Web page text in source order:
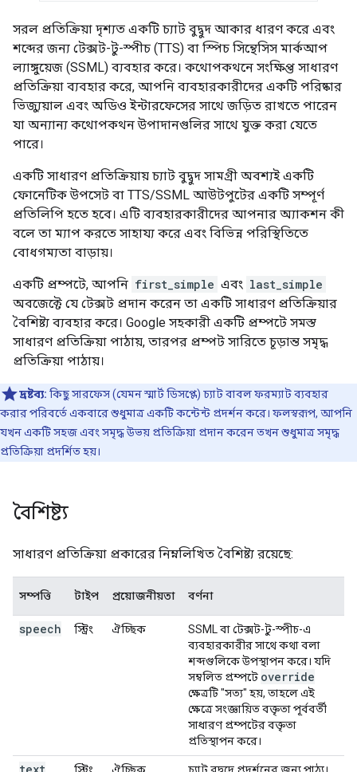
সরল প্রতিক্রিয়া দৃশ্যত একটি চ্যাট বুদ্বুদ আকার ধারণ করে এবং
শব্দের জন্য টেক্সট-টু-স্পীচ (TTS) বা স্পিচ সিন্থেসিস মার্কআপ
ল্যাঙ্গুয়েজ (SSML) ব্যবহার করে। কথোপকথনে সংক্ষিপ্ত সাধারণ
প্রতিক্রিয়া ব্যবহার করে, আপনি ব্যবহারকারীদের একটি পরিষ্কার
ভিজ্যুয়াল এবং অডিও ইন্টারফেসের সাথে জড়িত রাখতে পারেন
যা অন্যান্য কথোপকথন উপাদানগুলির সাথে যুক্ত করা যেতে
পারে।
একটি সাধারণ প্রতিক্রিয়ায় চ্যাট বুদ্বুদ সামগ্রী অবশ্যই একটি
ফোনেটিক উপসেট বা TTS/SSML আউটপুটের একটি সম্পূর্ণ
প্রতিলিপি হতে হবে। এটি ব্যবহারকারীদের আপনার অ্যাকশন কী
বলে তা ম্যাপ করতে সাহায্য করে এবং বিভিন্ন পরিস্থিতিতে
বোধগম্যতা বাড়ায়।
একটি প্রম্পটে, আপনি first_simple এবং last_simple
অবজেক্টে যে টেক্সট প্রদান করেন তা একটি সাধারণ প্রতিক্রিয়ার
বৈশিষ্ট্য ব্যবহার করে। Google সহকারী একটি প্রম্পটে সমস্ত
সাধারণ প্রতিক্রিয়া পাঠায়, তারপর প্রম্পট সারিতে চূড়ান্ত সমৃদ্ধ
প্রতিক্রিয়া পাঠায়।
দ্রষ্টব্য: কিছু সারফেস (যেমন স্মার্ট ডিসপ্লে) চ্যাট বাবল ফরম্যাট ব্যবহার
করার পরিবর্তে একবারে শুধুমাত্র একটি কন্টেন্ট প্রদর্শন করে। ফলস্বরূপ, আপনি
যখন একটি সহজ এবং সমৃদ্ধ উভয় প্রতিক্রিয়া প্রদান করেন তখন শুধুমাত্র সমৃদ্ধ
প্রতিক্রিয়া প্রদর্শিত হয়।
বৈশিষ্ট্য
সাধারণ প্রতিক্রিয়া প্রকারের নিম্নলিখিত বৈশিষ্ট্য রয়েছে:
সম্পত্তি টাইপ প্রয়োজনীয়তা বর্ণনা
speech স্ট্রিং ঐচ্ছিক
SSML বা টেক্সট-টু-স্পীচ-এ
ব্যবহারকারীর সাথে কথা বলা
শব্দগুলিকে উপস্থাপন করে। যদি
সম্বলিত প্রম্পটে override
ক্ষেত্রটি "সত্য" হয়, তাহলে এই
ক্ষেত্রে সংজ্ঞায়িত বক্তৃতা পূর্ববর্তী
সাধারণ প্রম্পটের বক্তৃতা
প্রতিস্থাপন করে।